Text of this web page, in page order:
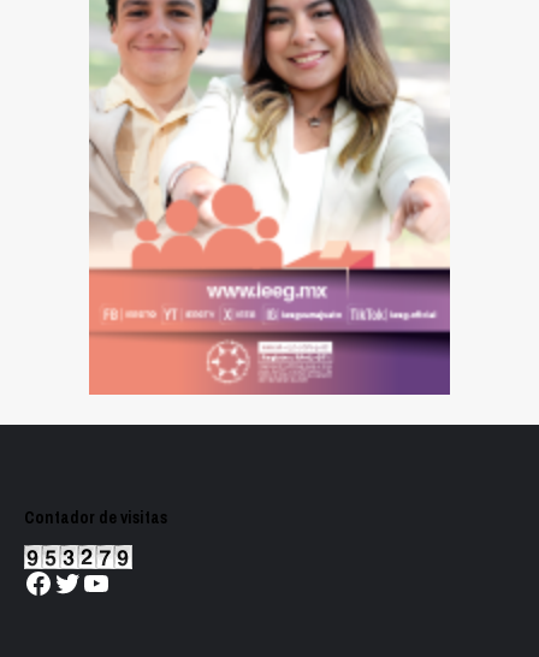
Contador de visitas
Facebook
Twitter
YouTube